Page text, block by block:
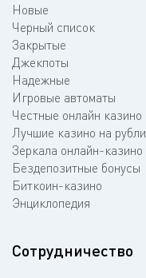
Новые
Черный список
Закрытые
Джекпоты
Надежные
Игровые автоматы
Честные онлайн казино
Лучшие казино на рубли
Зеркала онлайн-казино
Бездепозитные бонусы
Биткоин-казино
Энциклопедия
Сотрудничество